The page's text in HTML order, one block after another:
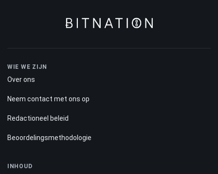
WIE WE ZIJN
Over ons
Neem contact met ons op
Redactioneel beleid
Beoordelingsmethodologie
INHOUD